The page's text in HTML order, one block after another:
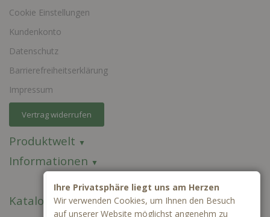
Cookie Einstellungen
Kundenkonto
Datenschutz
Barrierefreiheitserklärung
Impressum
Vertrag widerrufen
Produktwelt
Informationen
Kataloge
Ihre Privatsphäre liegt uns am Herzen
Wir verwenden Cookies, um Ihnen den Besuch
auf unserer Website möglichst angenehm zu